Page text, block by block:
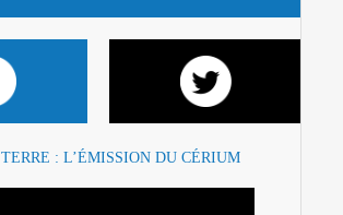
TERRE : L’ÉMISSION DU CÉRIUM